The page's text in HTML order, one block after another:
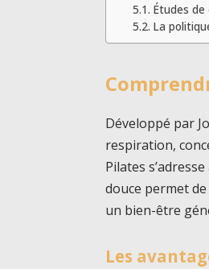
Études de
La
Développé par
respiration,
Pilates
douce permet
un bien-être
Les